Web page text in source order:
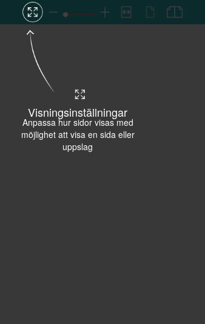
Visningsinställningar
Anpassa hur sidor visas med
möjlighet att visa en sida eller
uppslag